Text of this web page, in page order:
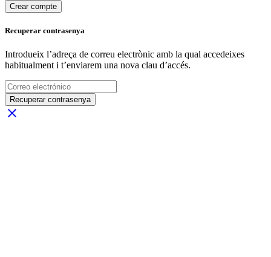
Crear compte
Recuperar contrasenya
Introdueix l’adreça de correu electrònic amb la qual accedeixes
habitualment i t’enviarem una nova clau d’accés.
Recuperar contrasenya
close